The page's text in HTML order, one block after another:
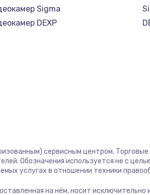
Sigma
DEXP
сервисным центром.
Обозначения используется не с
услугах в отношении техники
на нём, носит